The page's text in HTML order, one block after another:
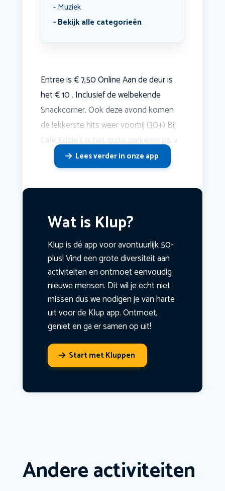
Muziek
Bekijk alle categorieën
Entree is € 7,50 Online Aan de deur is
het € 10 . Inclusief de welbekende
Snackcorner. Ook deze avond komen
de lekkerste hits weer voorbij (30+) Bij
Café Eddie's is het gratis parkeren pal v
Lees verder in onze app
Wat is Klup?
Klup is dé app voor avontuurlijk 50-
plus! Vind een grote diversiteit aan
activiteiten en ontmoet eenvoudig
nieuwe mensen. Dit wil je echt niet
missen dus we nodigen je van harte
uit voor de Klup app. Ontmoet,
geniet en ga er samen op uit!
Start met Kluppen
Andere activiteiten